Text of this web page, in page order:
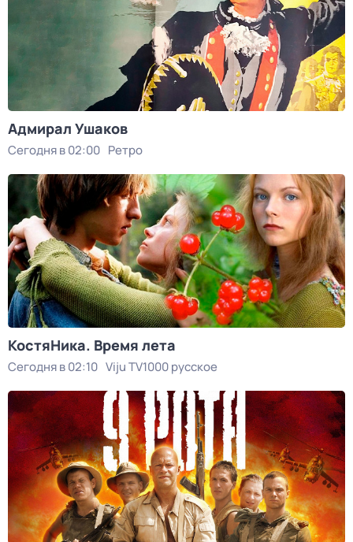
Адмирал Ушаков
Сегодня в 02:00 Ретро
КостяНика. Время лета
Сегодня в 02:10 Viju TV1000 русское